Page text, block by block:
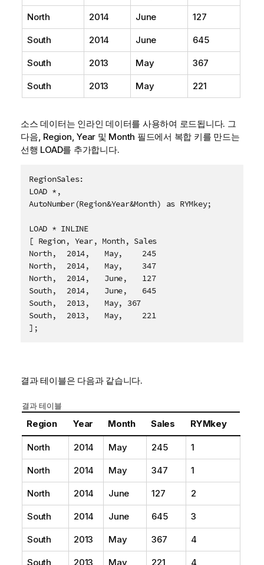
North 2014 June 127
South 2014 June 645
South 2013 May 367
South 2013 May 221
소스 데이터는 인라인 데이터를 사용하여 로드됩니다. 그
다음, Region Year 및 Month 필드에서 복합 키를 만드는
선행 LOAD를 추가합니다.
RegionSales:
LOAD *,
AutoNumber(Region&Year&Month) as RYMkey;
LOAD * INLINE
[ Region, Year, Month, Sales
North,	2014,	May,	245
North,	2014,	May,	347
North,	2014,	June,	127
South,	2014,	June,	645
South,	2013,	May, 367
South,	2013,	May,	221
];
결과 테이블은 다음과 같습니다.
결과 테이블
Region Year Month Sales RYMkey
North 2014 May 245 1
North 2014 May 347 1
North 2014 June 127 2
South 2014 June 645 3
South 2013 May 367 4
South 2013 May 221 4